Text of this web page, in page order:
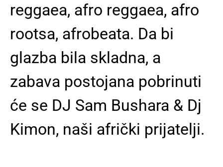
reggaea, afro reggaea, afro
rootsa, afrobeata. Da bi
glazba bila skladna, a
zabava postojana pobrinuti
će se DJ Sam Bushara & Dj
Kimon, naši afrički prijatelji.